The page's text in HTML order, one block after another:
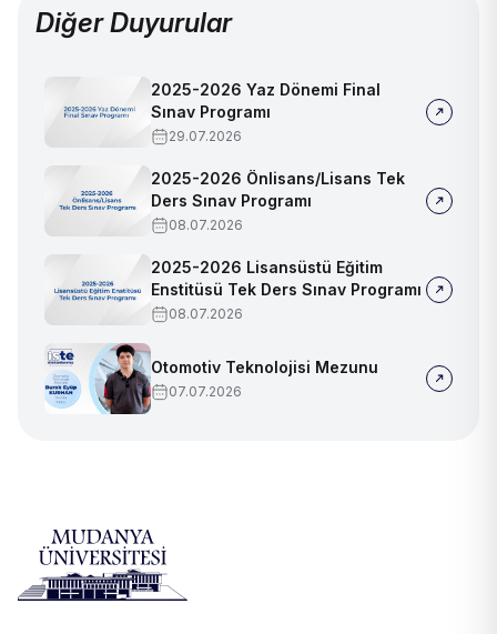
Diğer Duyurular
2025-2026 Yaz Dönemi Final
Sınav Programı
29.07.2026
2025-2026 Önlisans/Lisans Tek
Ders Sınav Programı
08.07.2026
2025-2026 Lisansüstü Eğitim
Enstitüsü Tek Ders Sınav Programı
08.07.2026
Otomotiv Teknolojisi Mezunu
07.07.2026